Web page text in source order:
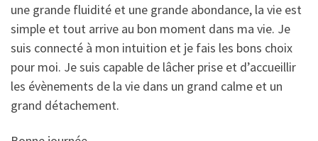
une grande fluidité et une grande abondance, la vie est
simple et tout arrive au bon moment dans ma vie. Je
suis connecté à mon intuition et je fais les bons choix
pour moi. Je suis capable de lâcher prise et d’accueillir
les évènements de la vie dans un grand calme et un
grand détachement.